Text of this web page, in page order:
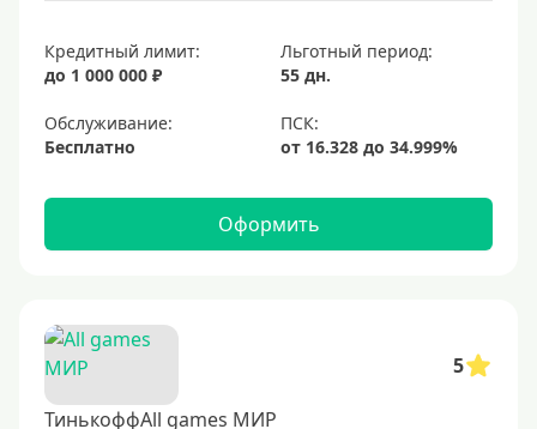
Кредитный лимит:
до 1 000 000 ₽
Льготный период:
55 дн.
Обслуживание:
Бесплатно
Оформить
5
ТинькоффAll games МИР